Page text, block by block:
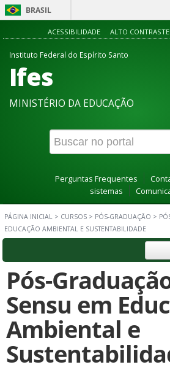
BRASIL
ACESSIBILIDADE ALTO CONTRASTE
Instituto Federal do Espírito Santo
Ifes
MINISTÉRIO DA EDUCAÇÃO
Perguntas Frequentes
sistemas
PÁGINA INICIAL > CURSOS > PÓS-GRADUAÇÃO >
EDUCAÇÃO AMBIENTAL E SUSTENTABILIDADE
Pós-
Sensu em
Ambiental e